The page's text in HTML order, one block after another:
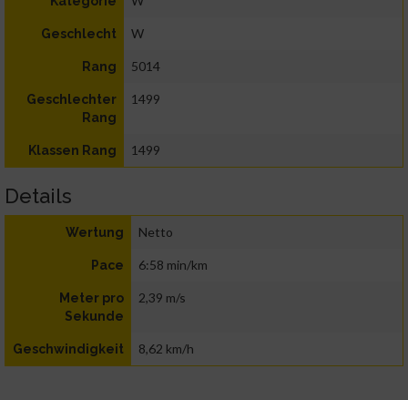
Geschlecht W
Rang 5014
Geschlechter
Rang
1499
Klassen Rang 1499
Details
Wertung Netto
Pace 6:58 min/km
Meter pro
Sekunde
2,39 m/s
Geschwindigkeit 8,62 km/h